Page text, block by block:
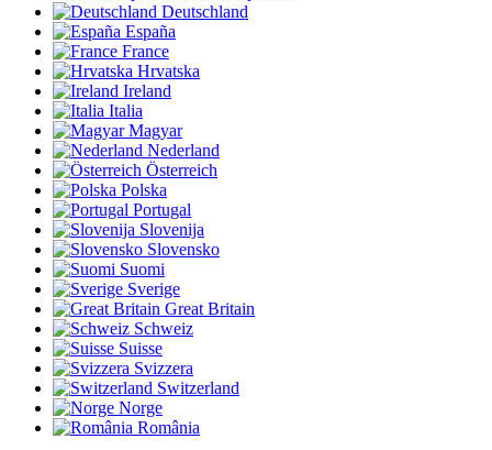
Deutschland
España
France
Hrvatska
Ireland
Italia
Magyar
Nederland
Österreich
Polska
Portugal
Slovenija
Slovensko
Suomi
Sverige
Great Britain
Schweiz
Suisse
Svizzera
Switzerland
Norge
România